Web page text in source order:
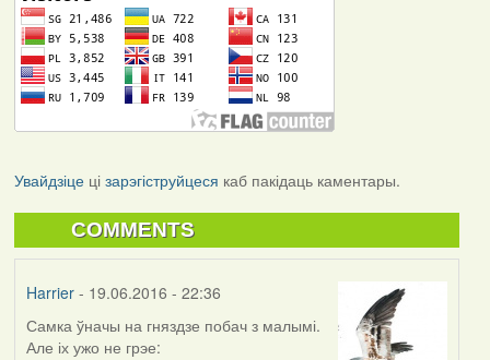
Увайдзіцеці зарэгіструйцеся каб пакідаць каментары.
COMMENTS
Harrier- 19.06.2016 - 22:36
Самка ўначы на гняздзе побач з малымі.
Але іх ужо не грэе: